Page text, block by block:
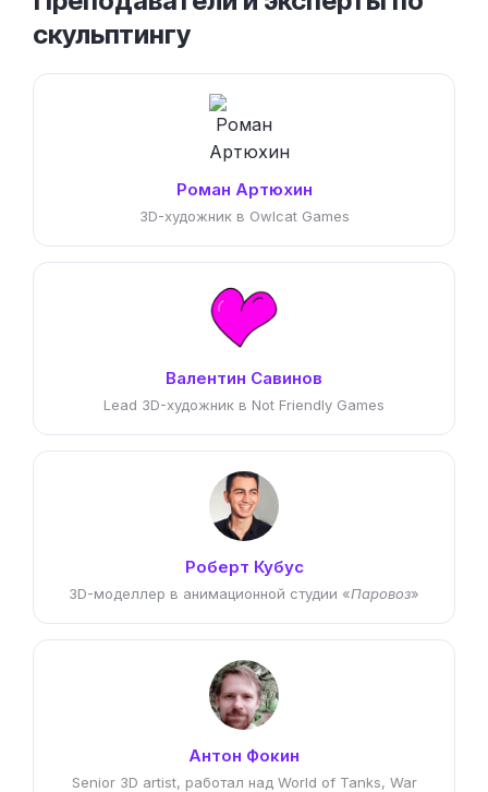
скульптингу
Роман Артюхин
3D-художник в Owlcat Games
Валентин Савинов
Lead 3D-художник в Not Friendly Games
Роберт Кубус
3D-моделлер в анимационной студии «Паровоз»
Антон Фокин
Senior 3D artist, работал над World of Tanks, War